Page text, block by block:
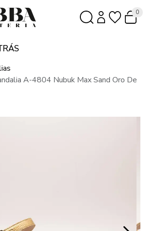
0
A-4804 Nubuk Max Sand Oro De